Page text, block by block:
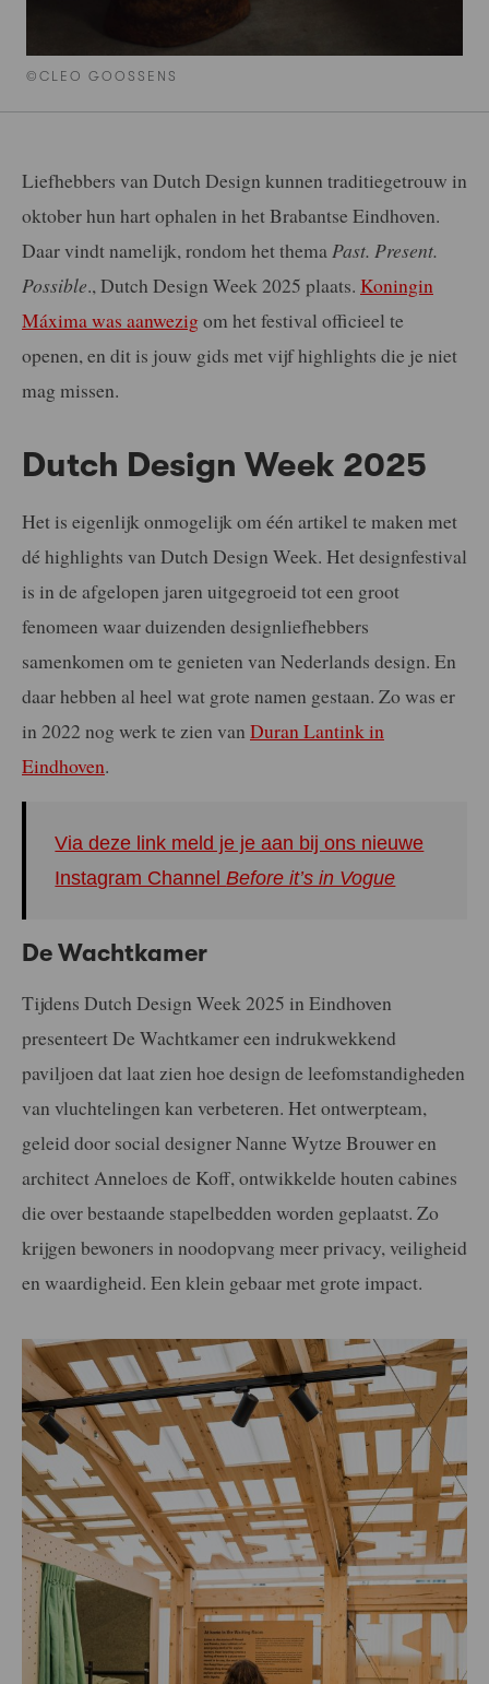
©CLEO GOOSSENS
Liefhebbers van Dutch Design kunnen traditiegetrouw in
oktober hun hart ophalen in het Brabantse Eindhoven.
Daar vindt namelijk, rondom het thema Past. Present.
Possible., Dutch Design Week 2025 plaats. Koningin
Máxima was aanwezigom het festival officieel te
openen, en dit is jouw gids met vijf highlights die je niet
mag missen.
Dutch Design Week 2025
Het is eigenlijk onmogelijk om één artikel te maken met
dé highlights van Dutch Design Week. Het designfestival
is in de afgelopen jaren uitgegroeid tot een groot
fenomeen waar duizenden designliefhebbers
samenkomen om te genieten van Nederlands design. En
daar hebben al heel wat grote namen gestaan. Zo was er
in 2022 nog werk te zien van Duran Lantink in
Eindhoven.
Via deze link meld je je aan bij ons nieuwe
Instagram ChannelBefore it’s in Vogue
De Wachtkamer
Tijdens Dutch Design Week 2025 in Eindhoven
presenteert De Wachtkamer een indrukwekkend
paviljoen dat laat zien hoe design de leefomstandigheden
van vluchtelingen kan verbeteren. Het ontwerpteam,
geleid door social designer Nanne Wytze Brouwer en
architect Anneloes de Koff, ontwikkelde houten cabines
die over bestaande stapelbedden worden geplaatst. Zo
krijgen bewoners in noodopvang meer privacy, veiligheid
en waardigheid. Een klein gebaar met grote impact.